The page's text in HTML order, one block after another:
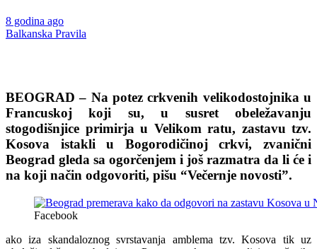
8 godina ago
Balkanska Pravila
BEOGRAD – Na potez crkvenih velikodostojnika u
Francuskoj koji su, u susret obeležavanju
stogodišnjice primirja u Velikom ratu, zastavu tzv.
Kosova istakli u Bogorodičinoj crkvi, zvanični
Beograd gleda sa ogorčenjem i još razmatra da li će i
na koji način odgovoriti, pišu “Večernje novosti”.
Facebook
ako iza skandaloznog svrstavanja amblema tzv. Kosova tik uz